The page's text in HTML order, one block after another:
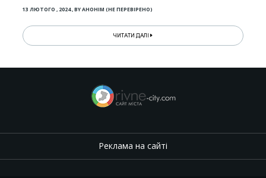
13 ЛЮТОГО , 2024,BYАНОНІМ (НЕ ПЕРЕВІРЕНО)
ЧИТАТИ ДАЛІ
Реклама на сайті